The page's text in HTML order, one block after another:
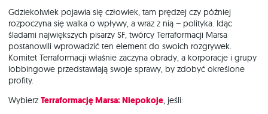
Gdziekolwiek pojawia się człowiek, tam prędzej czy później
rozpoczyna się walka o wpływy, a wraz z nią – polityka. Idąc
śladami największych pisarzy SF, twórcy Terraformacji Marsa
postanowili wprowadzić ten element do swoich rozgrywek.
Komitet Terraformacji właśnie zaczyna obrady, a korporacje i grupy
lobbingowe przedstawiają swoje sprawy, by zdobyć określone
profity.
Wybierz Terraformację Marsa: Niepokoje, jeśli: